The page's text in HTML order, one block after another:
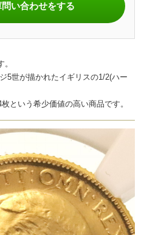
い合わせをする
5世が描かれたイギリスの1/2(ハー
という希少価値の高い商品です。